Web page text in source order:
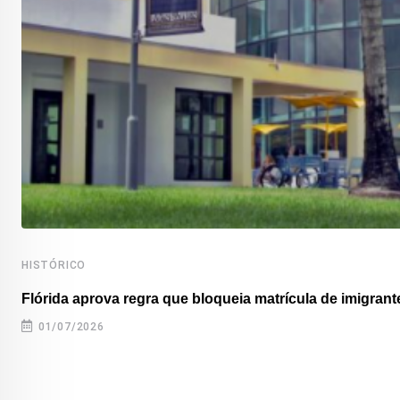
HISTÓRICO
Flórida aprova regra que bloqueia matrícula de
01/07/2026